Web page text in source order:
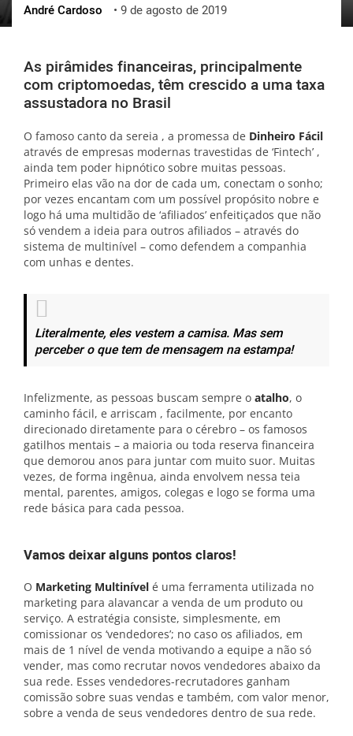
ქართული
vietnamese
André Cardoso • 9 de agosto de 2019
As pirâmides financeiras, principalmente
com criptomoedas, têm crescido a uma taxa
assustadora no Brasil
O famoso canto da sereia , a promessa de Dinheiro Fácil
através de empresas modernas travestidas de ‘Fintech’ ,
ainda tem poder hipnótico sobre muitas pessoas.
Primeiro elas vão na dor de cada um, conectam o sonho;
por vezes encantam com um possível propósito nobre e
logo há uma multidão de ‘afiliados’ enfeitiçados que não
só vendem a ideia para outros afiliados – através do
sistema de multinível – como defendem a companhia
com unhas e dentes.
Literalmente, eles vestem a camisa. Mas sem
perceber o que tem de mensagem na estampa!
Infelizmente, as pessoas buscam sempre o atalho, o
caminho fácil, e arriscam , facilmente, por encanto
direcionado diretamente para o cérebro – os famosos
gatilhos mentais – a maioria ou toda reserva financeira
que demorou anos para juntar com muito suor. Muitas
vezes, de forma ingênua, ainda envolvem nessa teia
mental, parentes, amigos, colegas e logo se forma uma
rede básica para cada pessoa.
Vamos deixar alguns pontos claros!
O Marketing Multinível é uma ferramenta utilizada no
marketing para alavancar a venda de um produto ou
serviço. A estratégia consiste, simplesmente, em
comissionar os ‘vendedores’; no caso os afiliados, em
mais de 1 nível de venda motivando a equipe a não só
vender, mas como recrutar novos vendedores abaixo da
sua rede. Esses vendedores-recrutadores ganham
comissão sobre suas vendas e também, com valor menor,
sobre a venda de seus vendedores dentro de sua rede.